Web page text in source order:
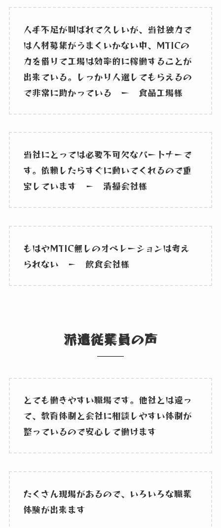
人手不足が叫ばれて久しいが、当社独力で
は人材募集がうまくいかない中、MTICの
力を借りて工場は効率的に稼働することが
出来ている。しっかり人選してもらえるの
で非常に助かっている ー 食品工場様
当社にとっては必要不可欠なパートナーで
す。依頼したらすぐに動いてくれるので重
宝しています － 清掃会社様
もはやMTIC無しのオペレーションは考え
られない － 飲食会社様
派遣従業員の声
とても働きやすい職場です。他社とは違っ
て、教育体制と会社に相談しやすい体制が
整っているので安心して働けます
たくさん現場があるので、いろいろな職業
体験が出来ます